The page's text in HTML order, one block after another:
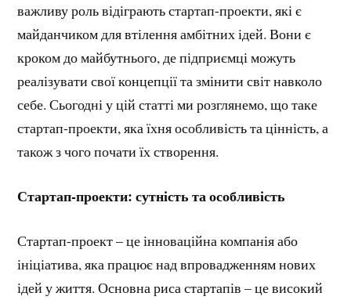
важливу роль відіграють стартап-проекти, які є
майданчиком для втілення амбітних ідей. Вони є
кроком до майбутнього, де підприємці можуть
реалізувати свої концепції та змінити світ навколо
себе. Сьогодні у цій статті ми розглянемо, що таке
стартап-проекти, яка їхня особливість та цінність, а
також з чого почати їх створення.
Стартап-проекти: сутність та особливість
Стартап-проект – це інноваційна компанія або
ініціатива, яка працює над впровадженням нових
ідей у життя. Основна риса стартапів – це високий